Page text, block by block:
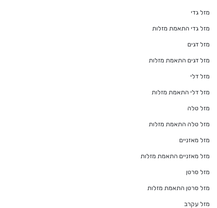
מזל גדי
מזל גדי התאמת מזלות
מזל דגים
מזל דגים התאמת מזלות
מזל דלי
מזל דלי התאמת מזלות
מזל טלה
מזל טלה התאמת מזלות
מזל מאזניים
מזל מאזניים התאמת מזלות
מזל סרטן
מזל סרטן התאמת מזלות
מזל עקרב